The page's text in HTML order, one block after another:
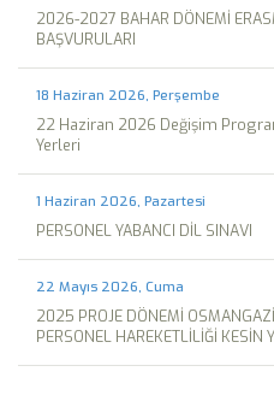
2026-2027 BAHAR DÖNEMİ
BAŞVURULARI
18 Haziran 2026, Perşembe
22 Haziran 2026 Değişim
Yerleri
1 Haziran 2026, Pazartesi
PERSONEL YABANCI DİL SINAVI
22 Mayıs 2026, Cuma
2025 PROJE DÖNEMİ
PERSONEL HAREKETLİLİĞİ KESİN